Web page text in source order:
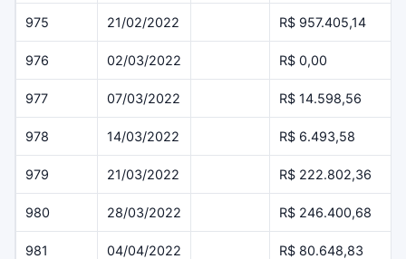
975 21/02/2022 R$ 957.405,14
976 02/03/2022 R$ 0,00
977 07/03/2022 R$ 14.598,56
978 14/03/2022 R$ 6.493,58
979 21/03/2022 R$ 222.802,36
980 28/03/2022 R$ 246.400,68
981 04/04/2022 R$ 80.648,83